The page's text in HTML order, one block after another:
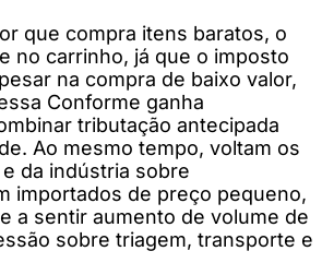
que compra itens baratos, o
no carrinho, já que o imposto
na compra de baixo valor,
Conforme ganha
tributação antecipada
Ao mesmo tempo, voltam os
da indústria sobre
importados de preço pequeno,
a sentir aumento de volume de
sobre triagem, transporte e